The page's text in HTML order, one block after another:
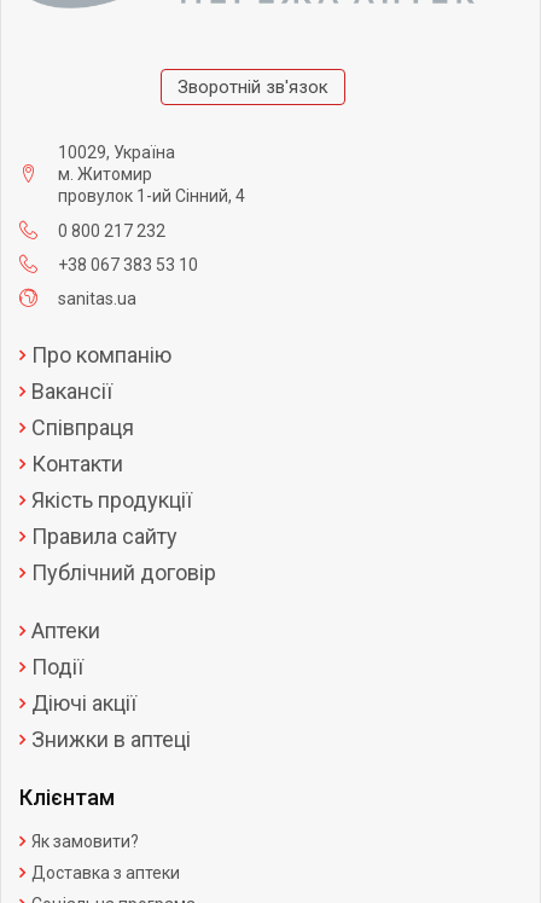
Зворотній зв'язок
10029, Україна
м. Житомир
провулок 1-ий Сінний, 4
0 800 217 232
+38 067 383 53 10
sanitas.ua
Про компанію
Вакансії
Співпраця
Контакти
Якість продукції
Правила сайту
Публічний договір
Аптеки
Події
Діючі акції
Знижки в аптеці
Клієнтам
Як замовити?
Доставка з аптеки